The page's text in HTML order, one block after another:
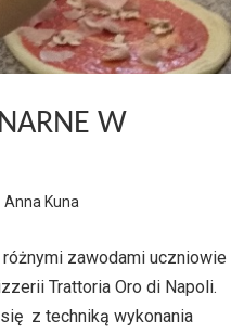
W
Anna Kuna
zawodami uczniowie
Trattoria Oro di Napoli.
z techniką wykonania